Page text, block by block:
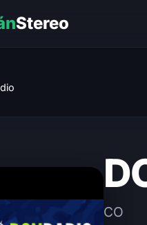
Stereo
CO